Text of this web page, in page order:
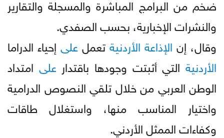
ضخم من البرامج المباشرة والمسجلة والتقارير
والنشرات الإخبارية، بحسب الصفدي.
وقال، إن الإذاعة الأردنيةتعملعلى إحياء الدراما
الأردنيةالتي أثبتت وجودها باقتدارعلى امتداد
الوطن العربي من خلال تلقي النصوص الدرامية
واختيار المناسب منها، واستغلال طاقات
وكفاءات الممثل الأردني.